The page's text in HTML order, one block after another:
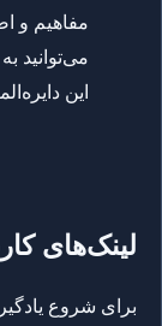
مفاهیم و
می‌توانید
این
لینک‌های
برای شروع